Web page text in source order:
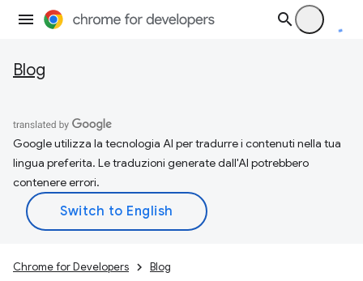
Blog
Google utilizza la tecnologia AI per tradurre i contenuti nella tua
lingua preferita. Le traduzioni generate dall'AI potrebbero
contenere errori.
Chrome for Developers Blog